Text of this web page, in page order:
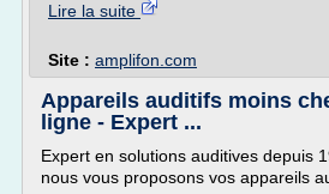
Lire la suite
Site : amplifon.com
Appareils auditifs moins
ligne - Expert ...
Expert en solutions auditives depuis
nous vous proposons vos appareils